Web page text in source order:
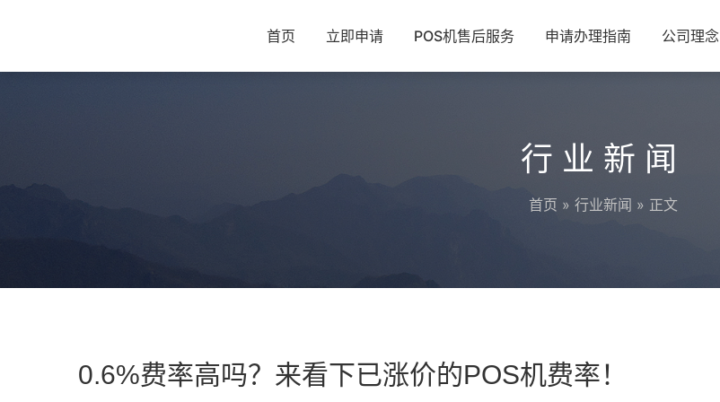
首页 立即申请 POS机售后服务 申请办理指南 公司理念
行业新闻
首页 » 行业新闻 » 正文
0.6%费率高吗？来看下已涨价的POS机费率！